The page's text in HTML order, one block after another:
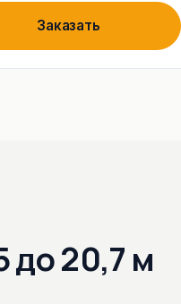
Заказать
до 20,7 м